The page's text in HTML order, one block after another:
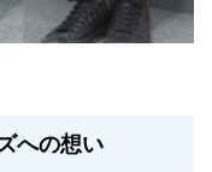
への想い